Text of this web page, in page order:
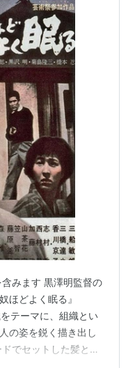
みます 黒澤明監督の
ほどよく眠る』
テーマに、組織とい
の姿を鋭く描き出し
でセットした髪と黒